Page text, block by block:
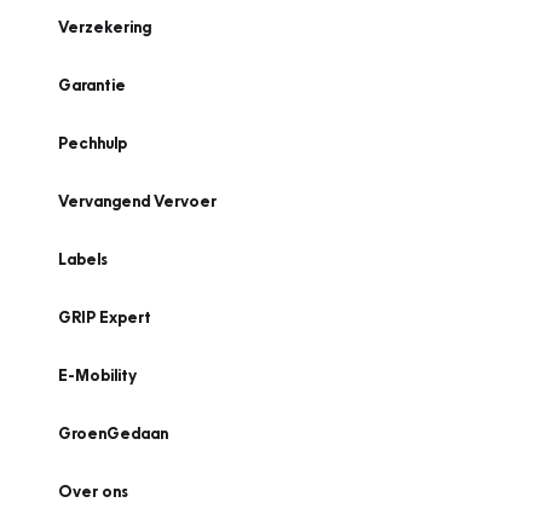
Verzekering
Garantie
Pechhulp
Vervangend Vervoer
Labels
GRIP Expert
E-Mobility
GroenGedaan
Over ons